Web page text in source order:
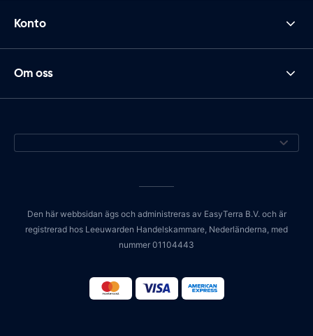
Konto
Om oss
Den här webbsidan ägs och administreras av EasyTerra B.V. och är
registrerad hos Leeuwarden Handelskammare, Nederländerna, med
nummer 01104443